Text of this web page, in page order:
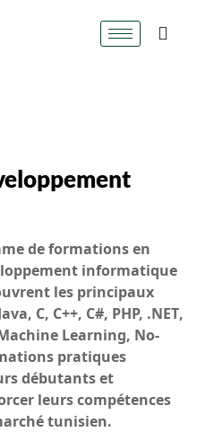
de formations en
informatique
les principaux
C, C++, C#, PHP, .NET,
Learning, No-
pratiques
débutants et
leurs compétences
tunisien.